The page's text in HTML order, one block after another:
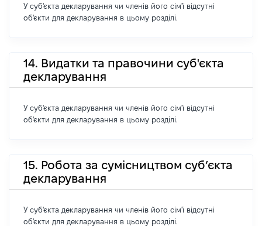
У суб'єкта декларування чи членів його сім'ї відсутні
об'єкти для декларування в цьому розділі.
14. Видатки та правочини суб'єкта
декларування
У суб'єкта декларування чи членів його сім'ї відсутні
об'єкти для декларування в цьому розділі.
15. Робота за сумісництвом суб’єкта
декларування
У суб'єкта декларування чи членів його сім'ї відсутні
об'єкти для декларування в цьому розділі.